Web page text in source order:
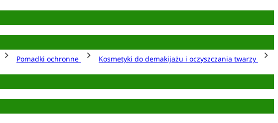
Pomadki ochronne
Kosmetyki do demakijażu i oczyszczania twarzy